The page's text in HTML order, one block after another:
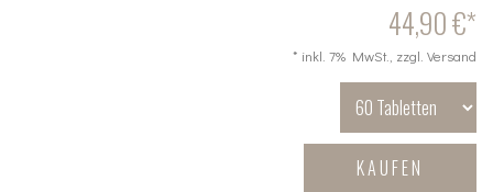
44,90 €*
* inkl. 7% MwSt., zzgl. Versand
KAUFEN